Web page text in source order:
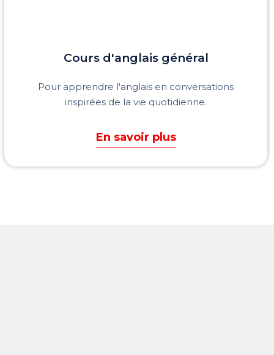
Cours d'anglaisgénéral
Pour apprendre l'anglais en conversations
inspirées de la vie quotidienne.
En savoir plus